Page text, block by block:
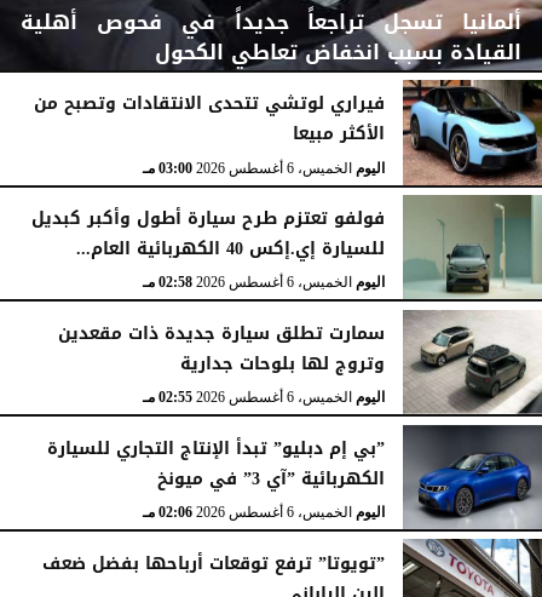
ألمانيا تسجل تراجعاً جديداً في فحوص أهلية
القيادة بسبب انخفاض تعاطي الكحول
اليوم الخميس، 6 أغسطس 2026 03:15 مـ
فيراري لوتشي تتحدى الانتقادات وتصبح من
الأكثر مبيعا
اليوم الخميس، 6 أغسطس 2026 03:00 مـ
فولفو تعتزم طرح سيارة أطول وأكبر كبديل
للسيارة إي.إكس 40 الكهربائية العام...
اليومالخميس، 6 أغسطس 2026 02:58 مـ
سمارت تطلق سيارة جديدة ذات مقعدين
وتروج لها بلوحات جدارية
اليومالخميس، 6 أغسطس 2026 02:55 مـ
”بي إم دبليو” تبدأ الإنتاج التجاري للسيارة
الكهربائية ”آي 3” في ميونخ
اليومالخميس، 6 أغسطس 2026 02:06 مـ
”تويوتا” ترفع توقعات أرباحها بفضل ضعف